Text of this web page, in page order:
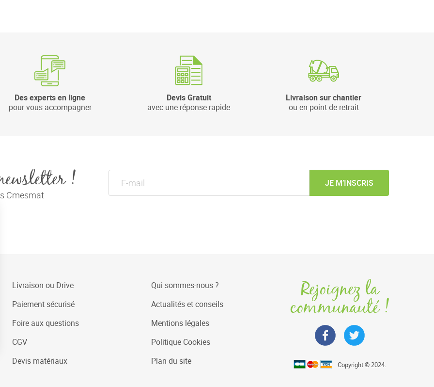
Des experts en ligne
pour vous accompagner
Devis Gratuit
avec une réponse rapide
Livraison sur chantier
ou en point de retrait
!
Cmesmat
JE M’INSCRIS
Livraison ou Drive
Paiement sécurisé
Foire aux questions
CGV
Devis matériaux
Qui sommes-nous ?
Actualités et conseils
Mentions légales
Politique Cookies
Plan du site
Rejoignez la
communauté !
Copyright © 2024.